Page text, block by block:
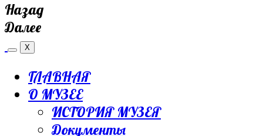
Назад
Далее
X
ГЛАВНАЯ
О МУЗЕЕ
ИСТОРИЯ МУЗЕЯ
Документы